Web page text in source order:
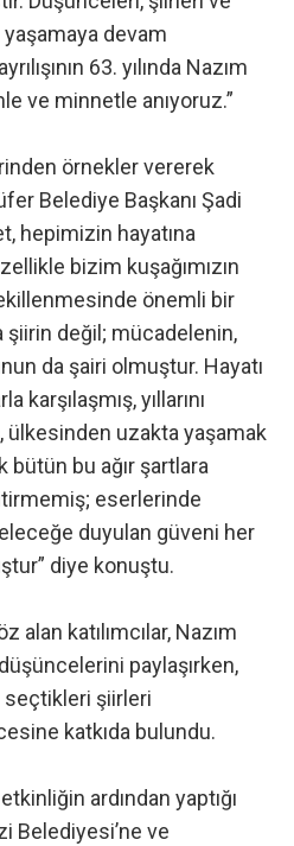
yaşamaya devam
63. yılında Nazım
ve minnetle anıyoruz.”
örnekler vererek
Belediye Başkanı Şadi
hepimizin hayatına
bizim kuşağımızın
önemli bir
şiirin değil; mücadelenin,
da şairi olmuştur. Hayatı
karşılaşmış, yıllarını
uzakta yaşamak
bütün bu ağır şartlara
eserlerinde
duyulan güveni her
diye konuştu.
alan katılımcılar, Nazım
paylaşırken,
şiirleri
katkıda bulundu.
ardından yaptığı
Belediyesi’ne ve